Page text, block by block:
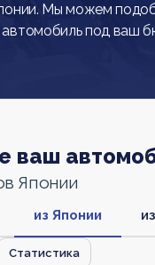
Мы можем
под ваш
ваш
Японии
из Японии
Статистика